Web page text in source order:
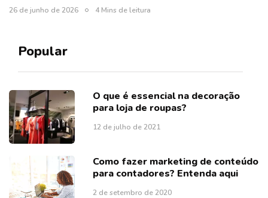
26 de junho de 2026 4 Mins de leitura
Popular
O que é essencial na decoração
para loja de roupas?
12 de julho de 2021
Como fazer marketing de conteúdo
para contadores? Entenda aqui
2 de setembro de 2020